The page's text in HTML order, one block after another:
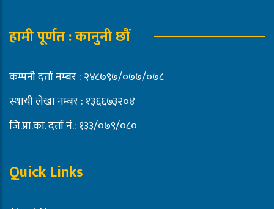
हामी पूर्णत : कानुनी छौं
कम्पनी दर्ता नम्बर : २४८७९७/०७७/०७८
स्थायी लेखा नम्बर : १३६६७३२०४
जि.प्रा.का. दर्ता नं.: १३३/०७९/०८०
Quick Links